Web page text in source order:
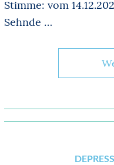
Stimme: vom
Sehnde …